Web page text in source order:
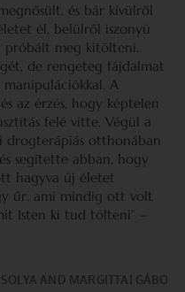
és bár kívülről
él, belülről iszonyú
próbált meg kitölteni.
de rengeteg fájdalmat
A
az érzés, hogy képtelen
felé vitte. Végül a
drogterápiás otthonában
segítette abban, hogy
hagyva új életet
űr, ami mindig ott volt
Isten ki tud tölteni” –